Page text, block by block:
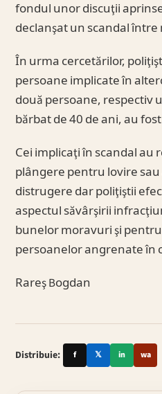
fondul unor discuţii
declanşat un scandal
În urma cercetărilor,
persoane implicate în
două persoane, respectiv
bărbat de 40 de ani, au
Cei implicaţi în scandal au
plângere pentru lovire sau
distrugere dar poliţiştii
aspectul săvârşirii
bunelor moravuri şi
persoanelor angrenate în
Rareş Bogdan
Distribuie: f 𝕏 in wa